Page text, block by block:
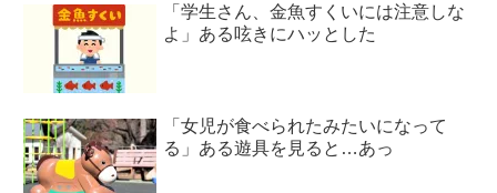
「学生さん、金魚すくいには注意しな
よ」ある呟きにハッとした
「女児が食べられたみたいになって
る」ある遊具を見ると…あっ